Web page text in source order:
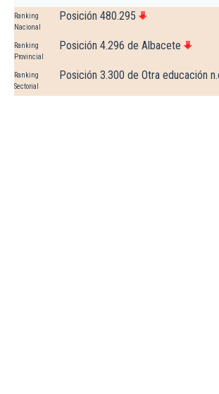
Ranking
Nacional
Posición 480.295
Ranking
Provincial
Posición 4.296 de Albacete
Ranking
Sectorial
Posición 3.300 de Otra educación